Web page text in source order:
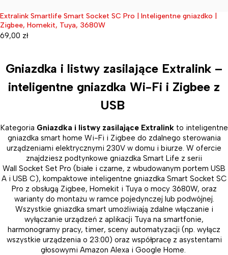
Wyprzedane
Extralink Smartlife Smart Socket SC Pro | Inteligentne gniazdko |
Zigbee, Homekit, Tuya, 3680W
69,00 zł
Gniazdka i listwy zasilające Extralink –
inteligentne gniazdka Wi-Fi i Zigbee z
USB
Kategoria Gniazdka i listwy zasilające Extralinkto inteligentne
gniazdka smart home Wi-Fi i Zigbee do zdalnego sterowania
urządzeniami elektrycznymi 230V w domu i biurze. W ofercie
znajdziesz podtynkowe gniazdka Smart Life z serii
Wall Socket Set Pro (białe i czarne, z wbudowanym portem USB
A i USB C), kompaktowe inteligentne gniazdka Smart Socket SC
Pro z obsługą Zigbee, Homekit i Tuya o mocy 3680W, oraz
warianty do montażu w ramce pojedynczej lub podwójnej.
Wszystkie gniazdka smart umożliwiają zdalne włączanie i
wyłączanie urządzeń z aplikacji Tuya na smartfonie,
harmonogramy pracy, timer, sceny automatyzacji (np. wyłącz
wszystkie urządzenia o 23:00) oraz współpracę z asystentami
głosowymi Amazon Alexa i Google Home.